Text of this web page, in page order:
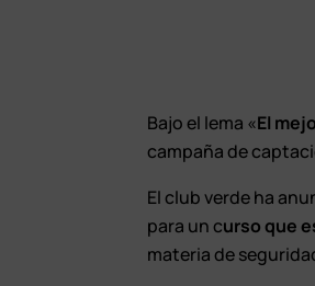
Bajo el lema «El
campaña de
El club verde ha
para un curso que
materia de